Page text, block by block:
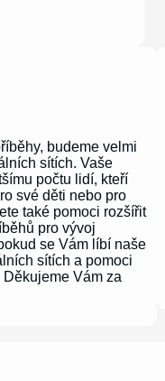
budeme velmi
sítích. Vaše
počtu lidí, kteří
své děti nebo pro
také pomoci rozšířit
pro vývoj
se Vám líbí naše
sítích a pomoci
Vám za